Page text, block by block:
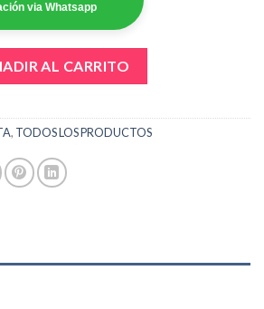
via Whatsapp
i7 12700KF, Ram 32GB DDR5 , 1TB
AL CARRITO
, TODOS LOS PRODUCTOS